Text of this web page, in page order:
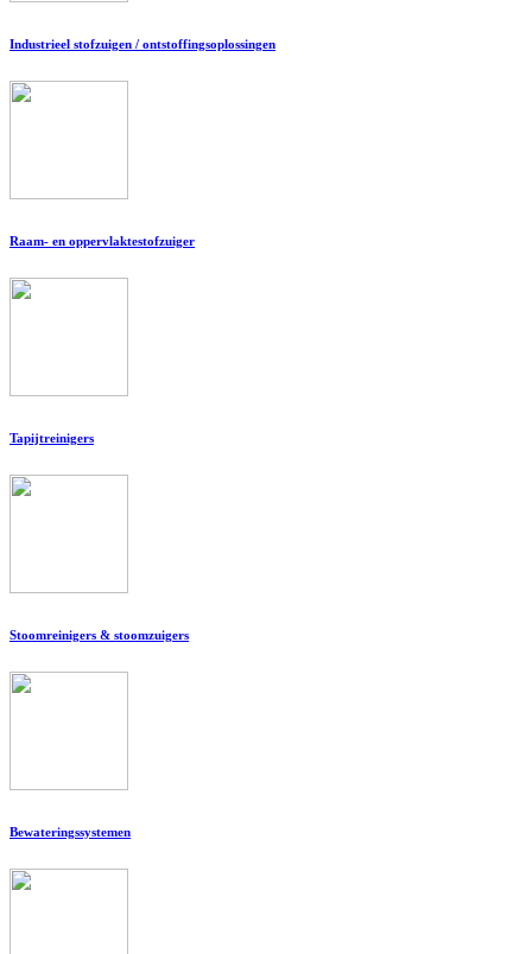
Industrieel stofzuigen / ontstoffingsoplossingen
Raam- en oppervlaktestofzuiger
Tapijtreinigers
Stoomreinigers & stoomzuigers
Bewateringssystemen